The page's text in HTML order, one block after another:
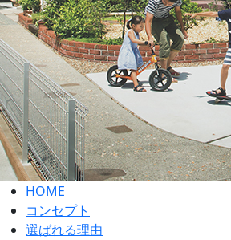
HOME
コンセプト
選ばれる理由